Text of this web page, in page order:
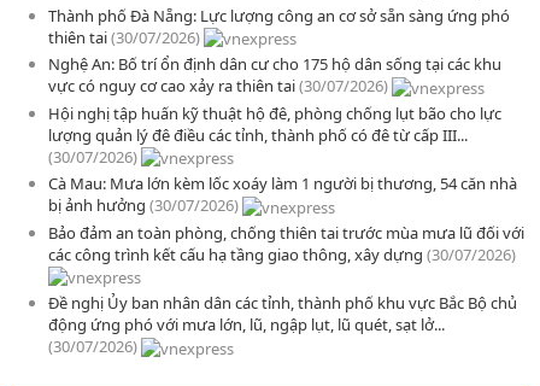
Thành phố Đà Nẵng: Lực lượng công an cơ sở sẵn sàng ứng phó
thiên tai(30/07/2026)
Nghệ An: Bố trí ổn định dân cư cho 175 hộ dân sống tại các khu
vực có nguy cơ cao xảy ra thiên tai(30/07/2026)
Hội nghị tập huấn kỹ thuật hộ đê, phòng chống lụt bão cho lực
lượng quản lý đê điều các tỉnh, thành phố có đê từ cấp III...
(30/07/2026)
Cà Mau: Mưa lớn kèm lốc xoáy làm 1 người bị thương, 54 căn nhà
bị ảnh hưởng (30/07/2026)
Bảo đảm an toàn phòng, chống thiên tai trước mùa mưa lũ đối với
các công trình kết cấu hạ tầng giao thông, xây dựng (30/07/2026)
Đề nghị Ủy ban nhân dân các tỉnh, thành phố khu vực Bắc Bộ chủ
động ứng phó với mưa lớn, lũ, ngập lụt, lũ quét, sạt lở...
(30/07/2026)